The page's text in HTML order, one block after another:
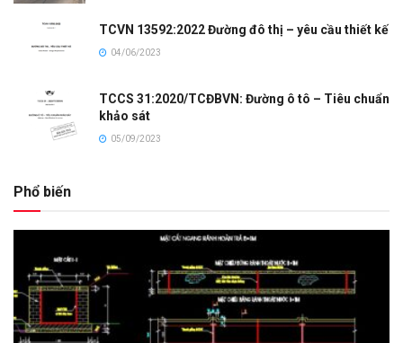
TCVN 13592:2022 Đường đô thị – yêu cầu thiết kế
04/06/2023
TCCS 31:2020/TCĐBVN: Đường ô tô – Tiêu chuẩn
khảo sát
05/09/2023
Phổ biến